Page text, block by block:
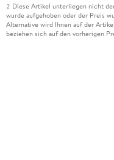
2 Diese Artikel unterliegen nicht
wurde aufgehoben oder der Preis
Alternative wird Ihnen auf der
beziehen sich auf den vorherigen